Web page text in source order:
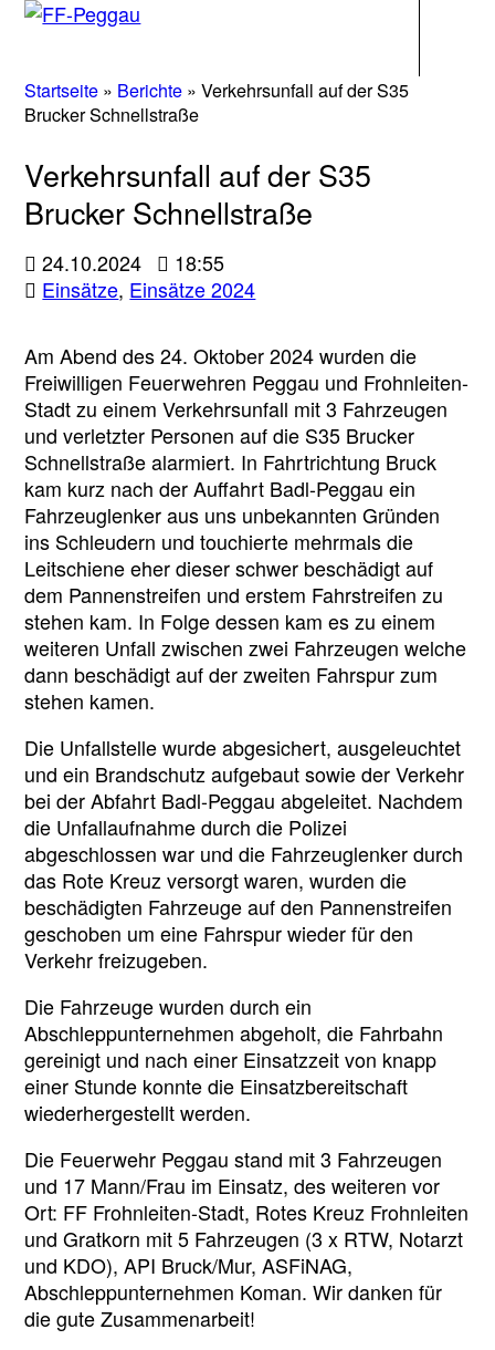
Startseite » Berichte »Verkehrsunfall auf der S35
Brucker Schnellstraße
Verkehrsunfall auf der S35
Brucker Schnellstraße
24.10.2024
18:55
Einsätze, Einsätze 2024
Am Abend des 24. Oktober 2024 wurden die
Freiwilligen Feuerwehren Peggau und Frohnleiten-
Stadt zu einem Verkehrsunfall mit 3 Fahrzeugen
und verletzter Personen auf die S35 Brucker
Schnellstraße alarmiert. In Fahrtrichtung Bruck
kam kurz nach der Auffahrt Badl-Peggau ein
Fahrzeuglenker aus uns unbekannten Gründen
ins Schleudern und touchierte mehrmals die
Leitschiene eher dieser schwer beschädigt auf
dem Pannenstreifen und erstem Fahrstreifen zu
stehen kam. In Folge dessen kam es zu einem
weiteren Unfall zwischen zwei Fahrzeugen welche
dann beschädigt auf der zweiten Fahrspur zum
stehen kamen.
Die Unfallstelle wurde abgesichert, ausgeleuchtet
und ein Brandschutz aufgebaut sowie der Verkehr
bei der Abfahrt Badl-Peggau abgeleitet. Nachdem
die Unfallaufnahme durch die Polizei
abgeschlossen war und die Fahrzeuglenker durch
das Rote Kreuz versorgt waren, wurden die
beschädigten Fahrzeuge auf den Pannenstreifen
geschoben um eine Fahrspur wieder für den
Verkehr freizugeben.
Die Fahrzeuge wurden durch ein
Abschleppunternehmen abgeholt, die Fahrbahn
gereinigt und nach einer Einsatzzeit von knapp
einer Stunde konnte die Einsatzbereitschaft
wiederhergestellt werden.
Die Feuerwehr Peggau stand mit 3 Fahrzeugen
und 17 Mann/Frau im Einsatz, des weiteren vor
Ort: FF Frohnleiten-Stadt, Rotes Kreuz Frohnleiten
und Gratkorn mit 5 Fahrzeugen (3 x RTW, Notarzt
und KDO), API Bruck/Mur, ASFiNAG,
Abschleppunternehmen Koman. Wir danken für
die gute Zusammenarbeit!